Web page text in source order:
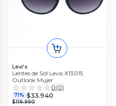
Levi's
Lentes de Sol Levis X13015
Outlook Mujer
0(0)
71% $33.940
$119.990